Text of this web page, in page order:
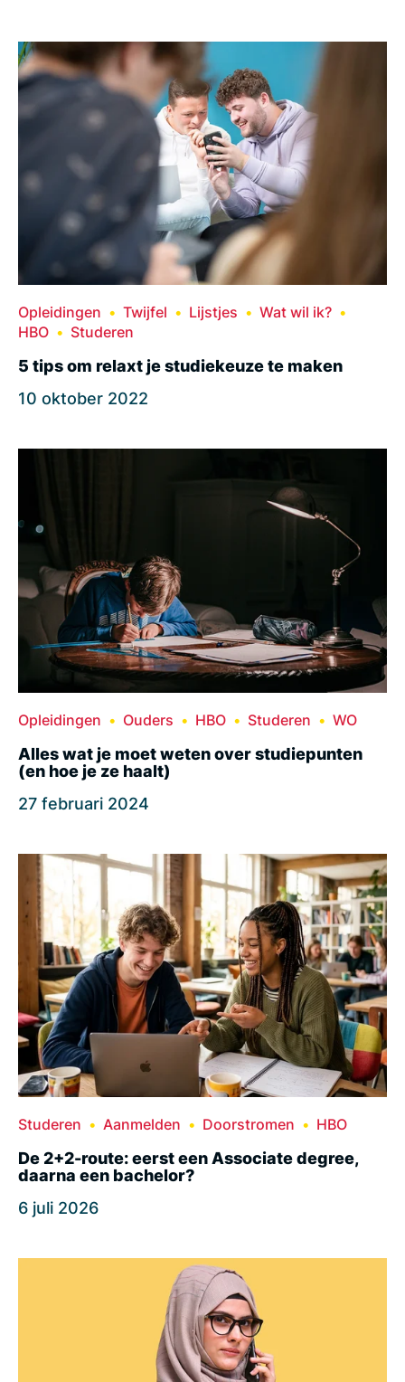
Opleidingen Twijfel Lijstjes
Wat wil ik?
HBO
Studeren
5 tips om relaxt je studiekeuze te maken
10 oktober 2022
Opleidingen Ouders HBO Studeren WO
Alles wat je moet weten over studiepunten
(en hoe je ze haalt)
27 februari 2024
Studeren Aanmelden Doorstromen HBO
De 2+2-route: eerst een Associate degree,
daarna een bachelor?
6 juli 2026